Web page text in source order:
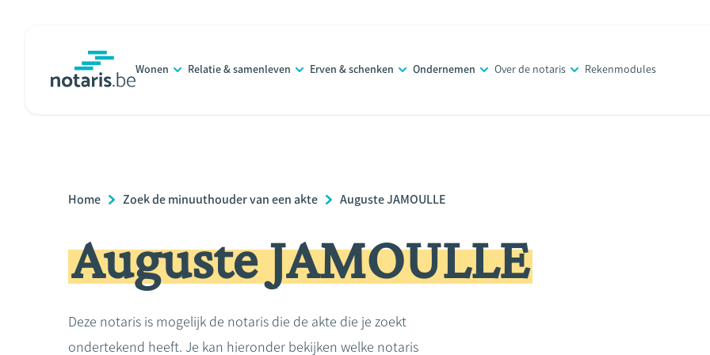
Wonen Relatie & samenleven Erven & schenken Ondernemen Over de notaris Rekenmodules
Breadcrumb
Home Zoek de minuuthouder van een akte Auguste JAMOULLE
Auguste JAMOULLE
Deze notaris is mogelijk de notaris die de akte die je zoekt
ondertekend heeft. Je kan hieronder bekijken welke notaris